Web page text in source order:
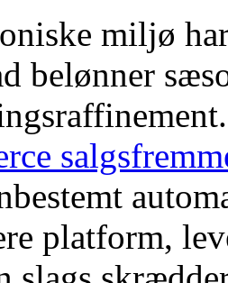
miljø
belønner
platform,